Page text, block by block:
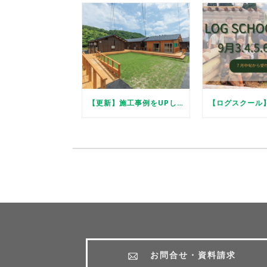
【更新】施工事例をUPしました
お問合せ・資料請求